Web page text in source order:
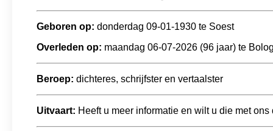
Geboren op: donderdag 09-01-1930 te Soest
Overleden op: maandag 06-07-2026 (96 jaar) te
Beroep: dichteres, schrijfster en vertaalster
Uitvaart: Heeft u meer informatie en wilt u die met